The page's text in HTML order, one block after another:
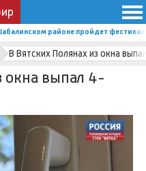
районе пройдет
В Вятских Полянах из окна
окна выпал 4-